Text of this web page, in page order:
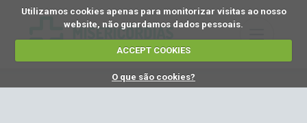
Utilizamos cookies apenas para monitorizar visitas ao nosso
website, não guardamos dados pessoais.
ACCEPT COOKIES
O que são cookies?